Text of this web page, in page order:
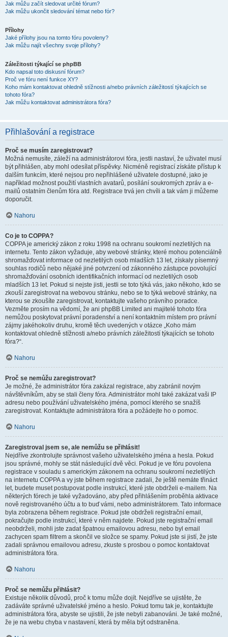
Jak můžu začít sledovat určité fórum?
Jak můžu ukončit sledování témat nebo fór?
Přílohy
Jaké přílohy jsou na tomto fóru povoleny?
Jak můžu najít všechny svoje přílohy?
Záležitosti týkající se phpBB
Kdo napsal toto diskusní fórum?
Proč ve fóru není funkce XY?
Koho mám kontaktovat ohledně stížnosti a/nebo právních záležitostí týkajících se
tohoto fóra?
Jak můžu kontaktovat administrátora fóra?
Přihlašování a registrace
Proč se musím zaregistrovat?
Možná nemusíte, záleží na administrátorovi fóra, jestli nastaví, že uživatel musí
být přihlášen, aby mohl odesílat příspěvky. Nicméně registrací získáte přístup k
dalším funkcím, které nejsou pro nepřihlášené uživatele dostupné, jako je
například možnost použití vlastních avatarů, posílání soukromých zpráv a e-
mailů ostatním členům fóra atd. Registrace trvá jen chvíli a tak vám ji můžeme
doporučit.
Nahoru
Co je to COPPA?
COPPA je americký zákon z roku 1998 na ochranu soukromí nezletilých na
internetu. Tento zákon vyžaduje, aby webové stránky, které mohou potenciálně
shromažďovat informace od nezletilých osob mladších 13 let, získaly písemný
souhlas rodičů nebo nějaké jiné potvrzení od zákonného zástupce povolující
shromažďování osobních identifikačních informací od nezletilých osob
mladších 13 let. Pokud si nejste jisti, jestli se toto týká vás, jako někoho, kdo se
zkouší zaregistrovat na webovou stránku, nebo se to týká webové stránky, na
kterou se zkoušíte zaregistrovat, kontaktujte vašeho právního poradce.
Vezměte prosím na vědomí, že ani phpBB Limited ani majitelé tohoto fóra
nemůžou poskytovat právní poradenství a není kontaktním místem pro právní
zájmy jakéhokoliv druhu, kromě těch uvedených v otázce „Koho mám
kontaktovat ohledně stížnosti a/nebo právních záležitostí týkajících se tohoto
fóra?“.
Nahoru
Proč se nemůžu zaregistrovat?
Je možné, že administrátor fóra zakázal registrace, aby zabránil novým
návštěvníkům, aby se stali členy fóra. Administrátor mohl také zakázat vaši IP
adresu nebo používání uživatelského jména, pomocí kterého se snažíš
zaregistrovat. Kontaktujte administrátora fóra a požádejte ho o pomoc.
Nahoru
Zaregistroval jsem se, ale nemůžu se přihlásit!
Nejdříve zkontrolujte správnost vašeho uživatelského jména a hesla. Pokud
jsou správné, mohly se stát následující dvě věci. Pokud je ve fóru povolena
registrace v souladu s americkým zákonem na ochranu soukromí nezletilých
na internetu COPPA a vy jste během registrace zadali, že ještě nemáte třináct
let, budete muset postupovat podle instrukcí, které jste obdrželi e-mailem. Na
některých fórech je také vyžadováno, aby před přihlášením proběhla aktivace
nově registrovaného účtu a to buď vámi, nebo administrátorem. Tato informace
byla zobrazena během registrace. Pokud jste obdrželi registrační email,
pokračujte podle instrukcí, které v něm najdete. Pokud jste registrační email
neobdrželi, mohli jste zadat špatnou emailovou adresu, nebo byl email
zachycen spam filtrem a skončil ve složce se spamy. Pokud jste si jistí, že jste
zadali správnou emailovou adresu, zkuste s prosbou o pomoc kontaktovat
administrátora fóra.
Nahoru
Proč se nemůžu přihlásit?
Existuje několik důvodů, proč k tomu může dojít. Nejdříve se ujistěte, že
zadáváte správné uživatelské jméno a heslo. Pokud tomu tak je, kontaktujte
administrátora fóra, abyste se ujistili, že jste nebyli zabanováni. Je také možné,
že je na webu chyba v nastavení, která by měla být odstraněna.